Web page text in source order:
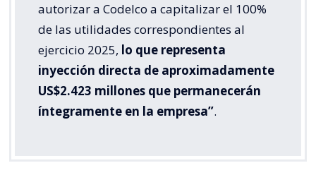
autorizar a Codelco a capitalizar el 100%
de las utilidades correspondientes al
ejercicio 2025, lo que representa
inyección directa de aproximadamente
US$2.423 millones que permanecerán
íntegramente en la empresa”.